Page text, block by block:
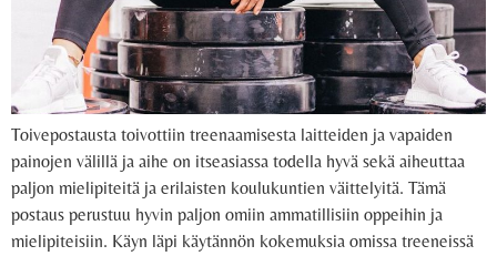
Toivepostausta toivottiin treenaamisesta laitteiden ja vapaiden
painojen välillä ja aihe on itseasiassa todella hyvä sekä aiheuttaa
paljon mielipiteitä ja erilaisten koulukuntien väittelyitä. Tämä
postaus perustuu hyvin paljon omiin ammatillisiin oppeihin ja
mielipiteisiin. Käyn läpi käytännön kokemuksia omissa treeneissä